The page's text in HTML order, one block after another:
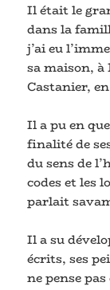
Il était le
dans la
j’ai eu
sa maison, à
Castanier,
Il a pu en
finalité de
du sens de
codes et les
parlait
Il a su
écrits, ses
ne pense